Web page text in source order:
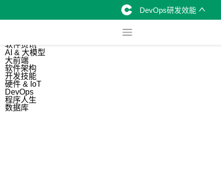
DevOps研发效能
软件资讯
AI & 大模型
大前端
软件架构
开发技能
硬件 & IoT
DevOps
程序人生
数据库